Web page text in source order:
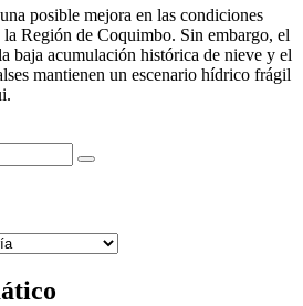
posible mejora en las condiciones
Región de Coquimbo. Sin embargo, el
baja acumulación histórica de nieve y el
mantienen un escenario hídrico frágil